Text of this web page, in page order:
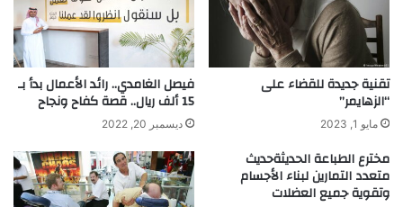
تقنية جديدة للقضاء على
“الزهايمر”
مايو 1, 2023
فيصل الغامدي.. رائد الأعمال بدأ بـ
15 ألف ريال.. قصة كفاح ونجاح
ديسمبر 20, 2022
مخترع الطباعة الحديثةحديث
متعدد التمارين لبناء الأجسام
وتقوية جميع العضلات